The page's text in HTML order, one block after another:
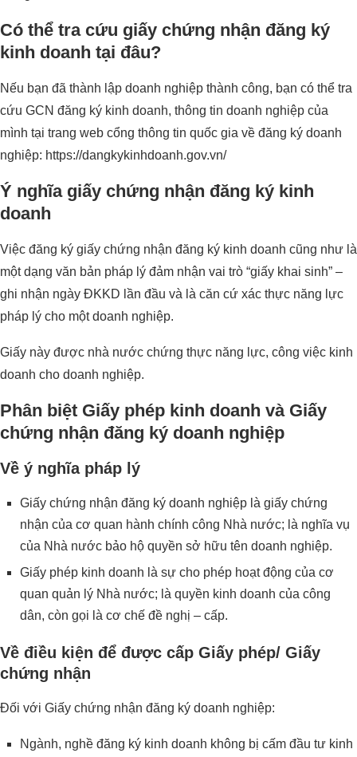
Có thể tra cứu giấy chứng nhận đăng ký
kinh doanh tại đâu?
Nếu bạn đã thành lập doanh nghiệp thành công, bạn có thể tra
cứu GCN đăng ký kinh doanh, thông tin doanh nghiệp của
mình tại trang web cổng thông tin quốc gia về đăng ký doanh
nghiệp: https://dangkykinhdoanh.gov.vn/
Ý nghĩa giấy chứng nhận đăng ký kinh
doanh
Việc đăng ký giấy chứng nhận đăng ký kinh doanh cũng như là
một dạng văn bản pháp lý đảm nhận vai trò “giấy khai sinh” –
ghi nhận ngày ĐKKD lần đầu và là căn cứ xác thực năng lực
pháp lý cho một doanh nghiệp.
Giấy này được nhà nước chứng thực năng lực, công việc kinh
doanh cho doanh nghiệp.
Phân biệt Giấy phép kinh doanh và Giấy
chứng nhận đăng ký doanh nghiệp
Về ý nghĩa pháp lý
Giấy chứng nhận đăng ký doanh nghiệp là giấy chứng
nhận của cơ quan hành chính công Nhà nước; là nghĩa vụ
của Nhà nước bảo hộ quyền sở hữu tên doanh nghiệp.
Giấy phép kinh doanh là sự cho phép hoạt động của cơ
quan quản lý Nhà nước; là quyền kinh doanh của công
dân, còn gọi là cơ chế đề nghị – cấp.
Về điều kiện để được cấp Giấy phép/ Giấy
chứng nhận
Đối với Giấy chứng nhận đăng ký doanh nghiệp:
Ngành, nghề đăng ký kinh doanh không bị cấm đầu tư kinh